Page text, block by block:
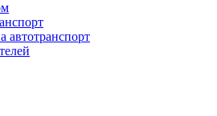
автотранспорт